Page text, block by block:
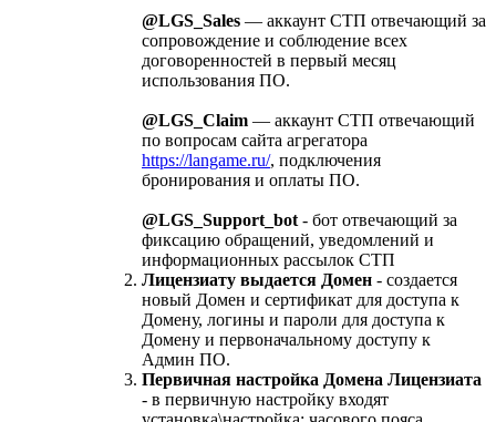
@LGS_Sales — аккаунт СТП отвечающий за
сопровождение и соблюдение всех
договоренностей в первый месяц
использования ПО.
@LGS_Claim — аккаунт СТП отвечающий
по вопросам сайта агрегатора
https://langame.ru/, подĸлючения
бронирования и оплаты ПО.
@LGS_Support_bot - бот отвечающий за
фиксацию обращений, уведомлений и
информационных рассылок СТП
Лицензиату выдается Домен - создается
новый Домен и сертификат для доступа к
Домену, логины и пароли для доступа к
Домену и первоначальному доступу к
Админ ПО.
Первичная настройка Домена Лицензиата
- в первичную настройку входят